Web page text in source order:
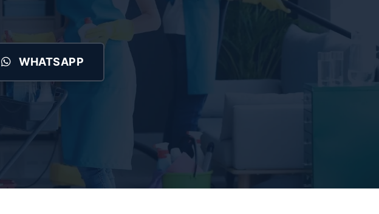
WHATSAPP